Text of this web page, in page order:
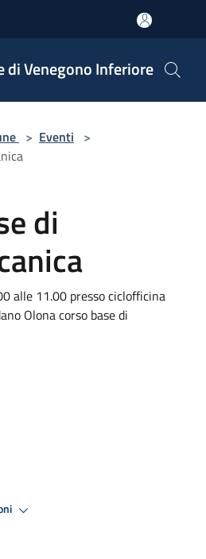
di Venegono Inferiore
> Eventi >
di
alle 11.00 presso ciclofficina
Olona corso base di